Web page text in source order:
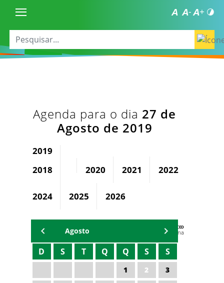
Agenda para o dia 27 de
Agosto de 2019
2019
2018
2020 2021 2022
2024 2025 2026
AGENDA DA CODED/CED
Vagna Lima
Agosto
D S T Q Q S S
1 2
3